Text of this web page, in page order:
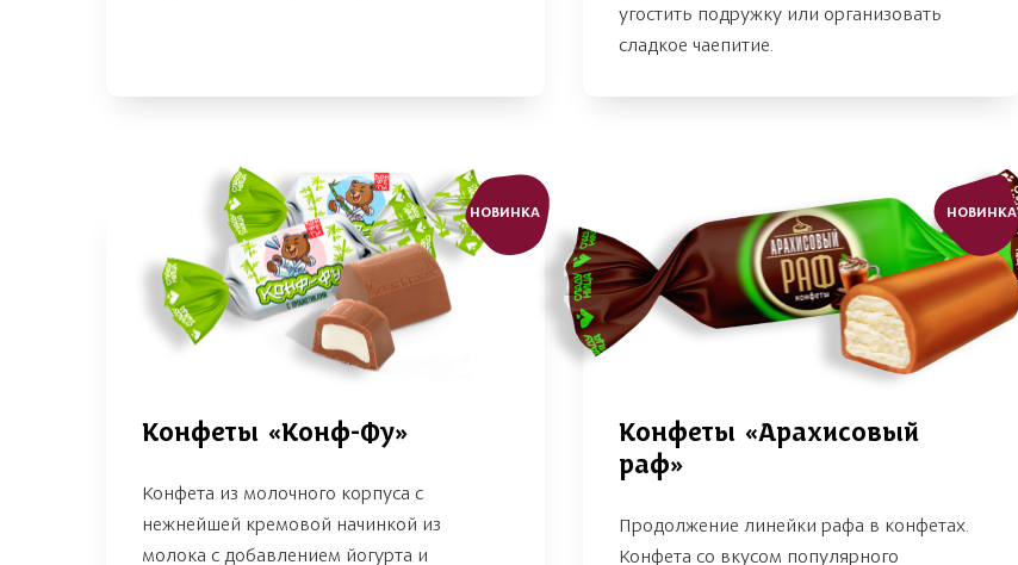
угостить подружку или организовать
сладкое чаепитие.
НОВИНКА
Конфеты «Конф-Фу»
Конфета из молочного корпуса с
нежнейшей кремовой начинкой из
молока с добавлением йогурта и
НОВИНКА
Конфеты «Арахисовый
раф»
Продолжение линейки рафа в конфетах.
Конфета со вкусом популярного